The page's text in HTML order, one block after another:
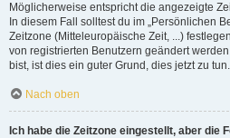
Möglicherweise entspricht die angezeigte
In diesem Fall solltest du im „Persönlichen
Zeitzone (Mitteleuropäische Zeit, ...)
von registrierten Benutzern geändert
bist, ist dies ein guter Grund, dies jetzt zu tun.
Nach oben
Ich habe die Zeitzone eingestellt, aber die